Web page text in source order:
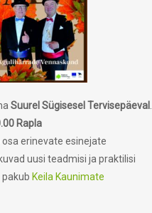
Suurel Sügisesel Tervisepäeval
Rapla
osa erinevate esinejate
uusi teadmisi ja praktilisi
Keila Kaunimate